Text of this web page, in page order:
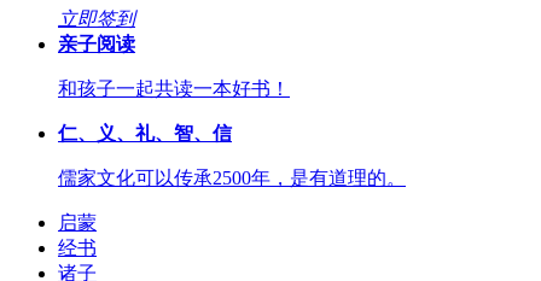
立即签到
亲子阅读
和孩子一起共读一本好书！
仁、义、礼、智、信
儒家文化可以传承2500年，是有道理的。
启蒙
经书
诸子